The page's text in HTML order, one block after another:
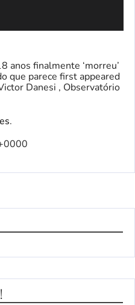
anos finalmente ‘morreu’
que parece first appeared
Danesi , Observatório
.